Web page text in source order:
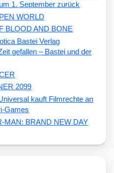
1. September zurück
WORLD
BLOOD AND BONE
gefallen – Bastei und der
2099
kauft Filmrechte an
Games
MAN: BRAND NEW DAY